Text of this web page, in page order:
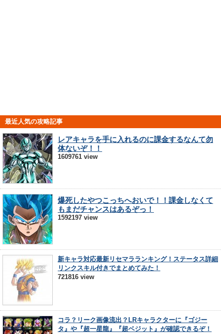
最近人気の攻略記事
レアキャラを手に入れるのに課金するなんて勿
体ないぞ！！
1609761 view
爆死したやつこっちへおいで！！課金しなくて
もまだチャンスはあるぞっ！
1592197 view
新キャラ対応最新リセマラランキング！ステータス詳細
リンクスキル付きでまとめてみた！
721816 view
コラ？リーク画像流出？LRキャラクターに『ゴジー
タ』や『超一星龍』『超ベジット』が確認できるぞ！